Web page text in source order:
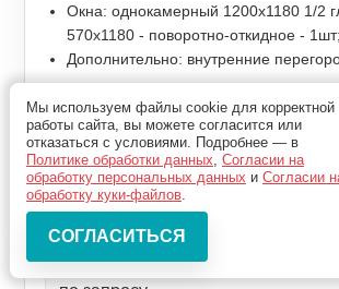
Окна: однокамерный 1200x1180 1/2
570x1180 - поворотно-откидное - 1шт;
Дополнительно: внутренние
Цена комплекта
1 023 000р
Цены может измениться,
калькуляторе
Комплектации могут меняться,
цена может варьироваться. Цена
Мы используем файлы cookie для корректной
работы сайта, вы можете согласится или
отказаться с условиями. Подробнее — в
Политике обработки данных, Согласии на
обработку персональных данных и Согласии
обработку куки-файлов.